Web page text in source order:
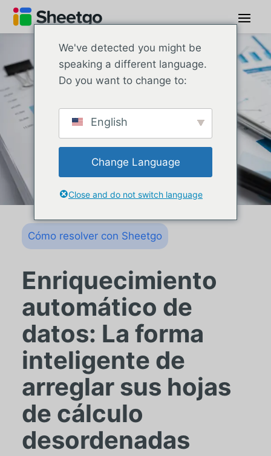
Cómo resolver con Sheetgo
Enriquecimiento
automático de
datos: La forma
inteligente de
arreglar sus hojas
de cálculo
desordenadas
We've detected you might be
speaking a different language.
Do you want to change to:
English
Change Language
Close and do not switch language